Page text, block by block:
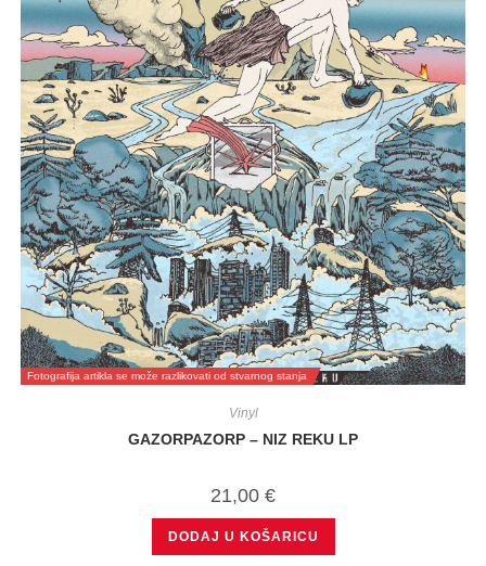
Fotografija artikla se može razlikovati od stvarnog stanja
Vinyl
GAZORPAZORP – NIZ REKU LP
21,00 €
DODAJ U KOŠARICU